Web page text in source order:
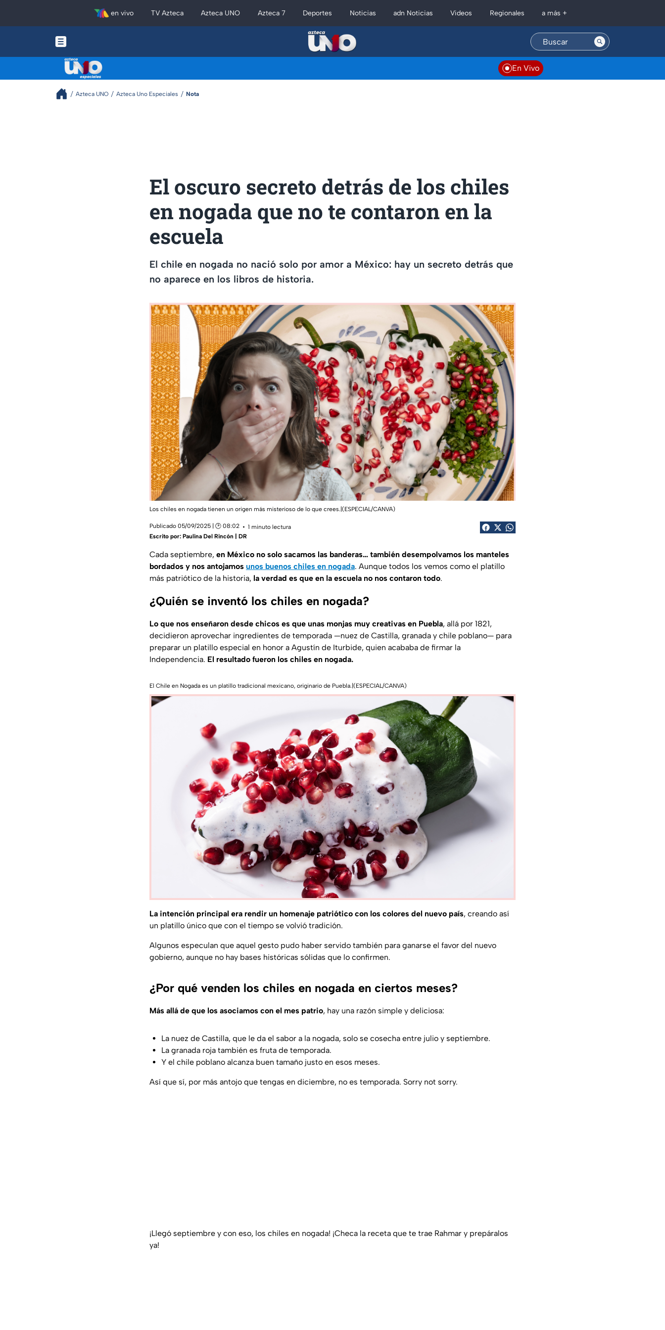
en vivo TV Azteca Azteca UNO Azteca 7 Deportes Noticias adn Noticias Videos Regionales a más +
En Vivo
Azteca UNO Azteca Uno Especiales Nota
El oscuro secreto detrás de los chiles
en nogada que no te contaron en la
escuela
El chile en nogada no nació solo por amor a México: hay un secreto detrás que
no aparece en los libros de historia.
Los chiles en nogada tienen un origen más misterioso de lo que crees.|(ESPECIAL/CANVA)
Publicado 05/09/2025 | 🕑 08:02
1 minuto lectura
Escrito por: Paulina Del Rincón | DR
Cada septiembre, en México no solo sacamos las banderas… también desempolvamos los manteles
bordados y nos antojamos unos buenos chiles en nogada. Aunque todos los vemos como el platillo
más patriótico de la historia, la verdad es que en la escuela no nos contaron todo.
¿Quién se inventó los chiles en nogada?
Lo que nos enseñaron desde chicos es que unas monjas muy creativas en Puebla, allá por 1821,
decidieron aprovechar ingredientes de temporada —nuez de Castilla, granada y chile poblano— para
preparar un platillo especial en honor a Agustín de Iturbide, quien acababa de firmar la
Independencia. El resultado fueron los chiles en nogada.
El Chile en Nogada es un platillo tradicional mexicano, originario de Puebla.|(ESPECIAL/CANVA)
La intención principal era rendir un homenaje patriótico con los colores del nuevo país, creando así
un platillo único que con el tiempo se volvió tradición.
Algunos especulan que aquel gesto pudo haber servido también para ganarse el favor del nuevo
gobierno, aunque no hay bases históricas sólidas que lo confirmen.
¿Por qué venden los chiles en nogada en ciertos meses?
Más allá de que los asociamos con el mes patrio, hay una razón simple y deliciosa:
La nuez de Castilla, que le da el sabor a la nogada, solo se cosecha entre julio y septiembre.
La granada roja también es fruta de temporada.
Y el chile poblano alcanza buen tamaño justo en esos meses.
Así que sí, por más antojo que tengas en diciembre, no es temporada. Sorry not sorry.
¡Llegó septiembre y con eso, los chiles en nogada! ¡Checa la receta que te trae Rahmar y prepáralos
ya!